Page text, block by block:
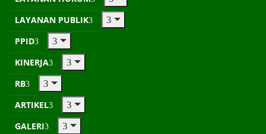
LAYANAN PUBLIK
PPID
KINERJA
RB
ARTIKEL
GALERI